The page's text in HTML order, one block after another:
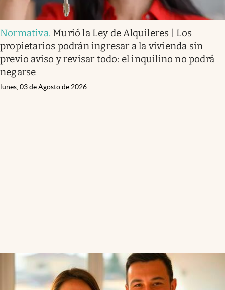
Normativa. Murió la Ley de Alquileres | Los
propietarios podrán ingresar a la vivienda sin
previo aviso y revisar todo: el inquilino no podrá
negarse
lunes, 03 de Agosto de 2026